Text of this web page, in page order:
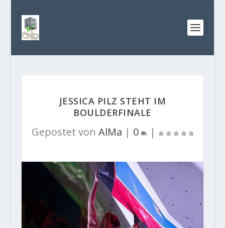
JESSICA PILZ STEHT IM
BOULDERFINALE
Gepostet von AlMa | 0 |